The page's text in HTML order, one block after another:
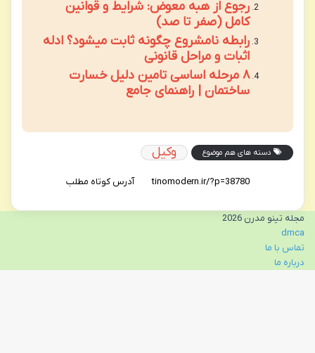
رجوع از هبه معوض: شرایط و قوانین
کامل (صفر تا صد)
رابطه نامشروع چگونه ثابت میشود؟ ادله
اثبات و مراحل قانونی
۸ مرحله اساسی تامین دلیل خسارت
ساختمان | راهنمای جامع
دسته های هم موضوع وکیل
آدرس کوتاه مطلب
مجله تینو مدرن 2026
dmca
تماس با ما
درباره ما